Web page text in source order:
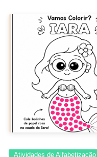
Atividades de Alfabetização